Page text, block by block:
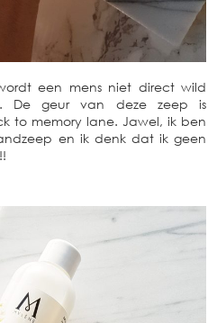
een mens niet direct wild
De geur van deze zeep is
to memory lane. Jawel, ik ben
en ik denk dat ik geen